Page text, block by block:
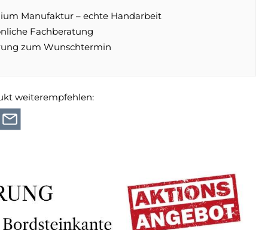
Manufaktur – echte Handarbeit
Fachberatung
zum Wunschtermin
weiterempfehlen: